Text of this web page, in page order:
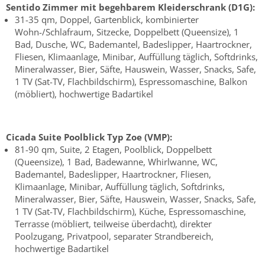
Sentido Zimmer mit begehbarem Kleiderschrank (D1G):
31-35 qm, Doppel, Gartenblick, kombinierter
Wohn-/Schlafraum, Sitzecke, Doppelbett (Queensize), 1
Bad, Dusche, WC, Bademantel, Badeslipper, Haartrockner,
Fliesen, Klimaanlage, Minibar, Auffüllung täglich, Softdrinks,
Mineralwasser, Bier, Säfte, Hauswein, Wasser, Snacks, Safe,
1 TV (Sat-TV, Flachbildschirm), Espressomaschine, Balkon
(möbliert), hochwertige Badartikel
Cicada Suite Poolblick Typ Zoe (VMP):
81-90 qm, Suite, 2 Etagen, Poolblick, Doppelbett
(Queensize), 1 Bad, Badewanne, Whirlwanne, WC,
Bademantel, Badeslipper, Haartrockner, Fliesen,
Klimaanlage, Minibar, Auffüllung täglich, Softdrinks,
Mineralwasser, Bier, Säfte, Hauswein, Wasser, Snacks, Safe,
1 TV (Sat-TV, Flachbildschirm), Küche, Espressomaschine,
Terrasse (möbliert, teilweise überdacht), direkter
Poolzugang, Privatpool, separater Strandbereich,
hochwertige Badartikel